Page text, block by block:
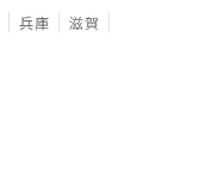
兵庫
滋賀